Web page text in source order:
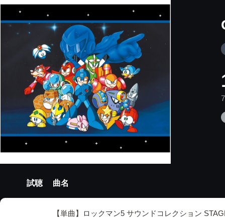
試聴 曲名
【単曲】ロックマン5 サウンドコレクション